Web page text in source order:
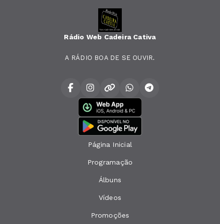
Rádio Web Cadeira Cativa
A RÁDIO BOA DE SE OUVIR.
Página Inicial
Programação
Álbuns
Vídeos
Promoções